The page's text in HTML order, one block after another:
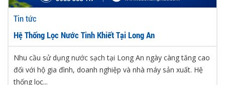
Tin tức
Hệ Thống Lọc Nước Tinh Khiết Tại Long An
Nhu cầu sử dụng nước sạch tại Long An ngày càng tăng cao
đối với hộ gia đình, doanh nghiệp và nhà máy sản xuất. Hệ
thống lọc...